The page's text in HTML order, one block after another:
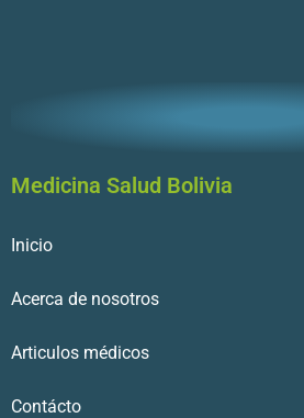
Medicina Salud Bolivia
Inicio
Acerca de nosotros
Articulos médicos
Contácto